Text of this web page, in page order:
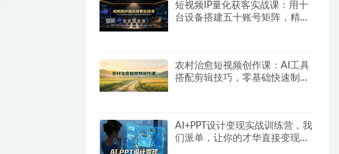
短视频IP量化获客实战课：用十
台设备搭建五十账号矩阵，精准
农村治愈短视频创作课：AI工具
搭配剪辑技巧，零基础快速制作
AI+PPT设计变现实战训练营，我
们派单，让你的才华直接变现，